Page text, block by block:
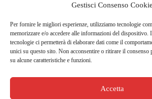
Gestisci Consenso Cookie
Per fornire le migliori esperienze, utilizziamo tecnologie
memorizzare e/o accedere alle informazioni del dispositivo.
tecnologie ci permetterà di elaborare dati come il
unici su questo sito. Non acconsentire o ritirare il consenso
su alcune caratteristiche e funzioni.
Accetta